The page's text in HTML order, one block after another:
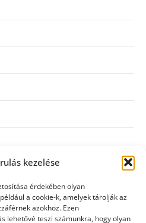
kezelése
érdekében olyan
a cookie-k, amelyek tárolják az
azokhoz. Ezen
lehetővé teszi számunkra, hogy olyan